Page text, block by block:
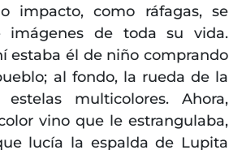
impacto, como ráfagas, se
imágenes de toda su vida.
estaba él de niño comprando
al fondo, la rueda de la
multicolores. Ahora,
vino que le estrangulaba,
lucía la espalda de Lupita